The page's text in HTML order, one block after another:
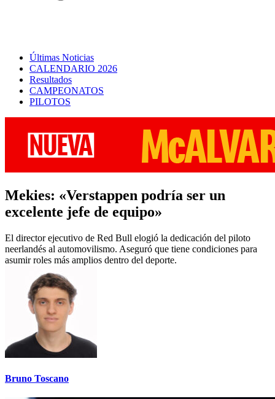
Últimas Noticias
CALENDARIO 2026
Resultados
CAMPEONATOS
PILOTOS
Mekies: «Verstappen podría ser un
excelente jefe de equipo»
El director ejecutivo de Red Bull elogió la dedicación del piloto
neerlandés al automovilismo. Aseguró que tiene condiciones para
asumir roles más amplios dentro del deporte.
Bruno Toscano